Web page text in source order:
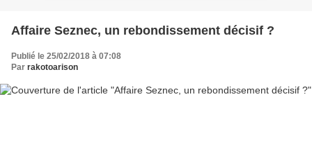
Affaire Seznec, un rebondissement décisif ?
Publié le 25/02/2018 à 07:08
Par rakotoarison